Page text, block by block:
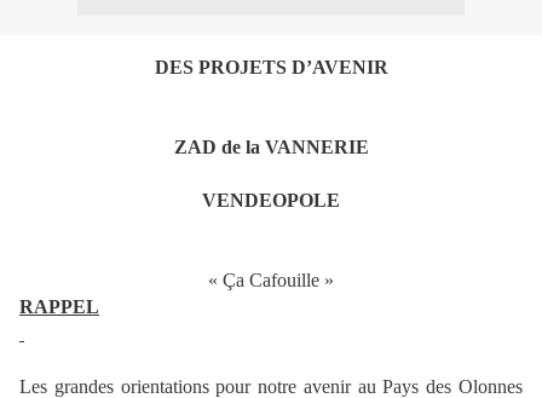
DES PROJETS D’AVENIR
ZAD de la VANNERIE
VENDEOPOLE
« Ça Cafouille »
RAPPEL
Les grandes orientations pour notre avenir au Pays des Olonnes